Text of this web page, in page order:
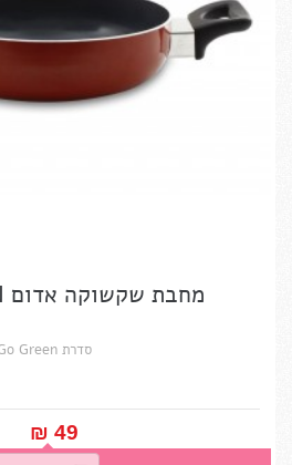
מחבת שקשוקה אדום GO-GREEN
סדרת Go Green
49 ₪‎